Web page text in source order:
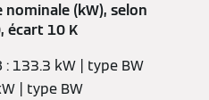
(kW), selon
écart 10 K
: 133.3 kW | type BW
| type BW